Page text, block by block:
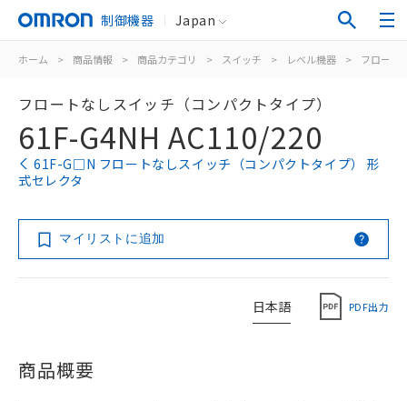
制御機器 Japan
ホーム > 商品情報 > 商品カテゴリ > スイッチ > レベル機器 > フロート
フロートなしスイッチ（コンパクトタイプ）
61F-G4NH AC110/220
61F-G□N フロートなしスイッチ（コンパクトタイプ） 形
式セレクタ
マイリストに追加
日本語 PDF出力
商品概要